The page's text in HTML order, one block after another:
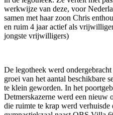
werkwijze van deze, voor
samen met haar zoon Chris
en ruim 4 jaar actief als
jongste vrijwilligers)
De legotheek werd
groei van het aantal beschikbare
te klein geworden. In het
Detmerskazerne werd een nieuw
die ruimte te krap werd verhuisde